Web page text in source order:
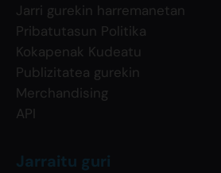
Jarri gurekin harremanetan
Pribatutasun Politika
Kokapenak Kudeatu
Publizitatea gurekin
Merchandising
API
Jarraitu guri